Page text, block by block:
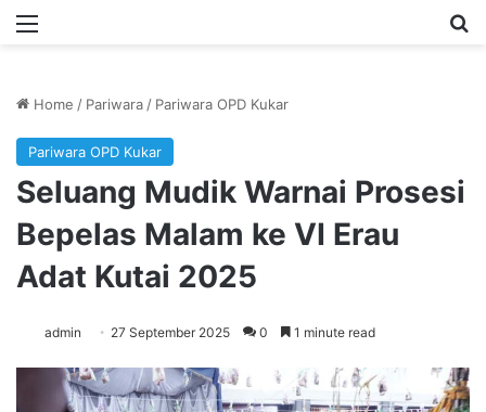
Menu
Home / Pariwara / Pariwara OPD Kukar
Pariwara OPD Kukar
Seluang Mudik Warnai Prosesi
Bepelas Malam ke VI Erau
Adat Kutai 2025
admin 27 September 2025 0 1 minute read